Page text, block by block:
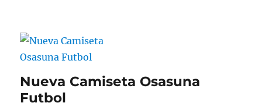
Nueva Camiseta Osasuna
Futbol